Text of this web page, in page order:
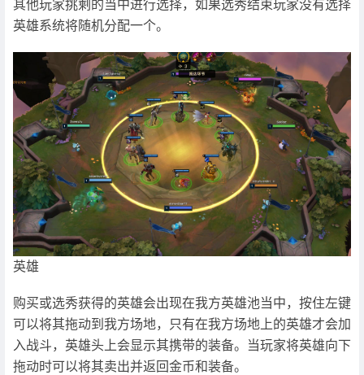
其他玩家挑剩的当中进行选择，如果选秀结束玩家没有选择
英雄系统将随机分配一个。
英雄
购买或选秀获得的英雄会出现在我方英雄池当中，按住左键
可以将其拖动到我方场地，只有在我方场地上的英雄才会加
入战斗，英雄头上会显示其携带的装备。当玩家将英雄向下
拖动时可以将其卖出并返回金币和装备。